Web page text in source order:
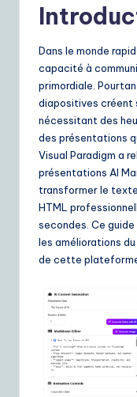
D
ai
ly
G
ui
d
Dans le monde
capacité à
primordiale.
diapositives créent
nécessitant des
des présentations
Visual Paradigm a
présentations AI
transformer le
HTML
secondes. Ce
les améliorations
de cette